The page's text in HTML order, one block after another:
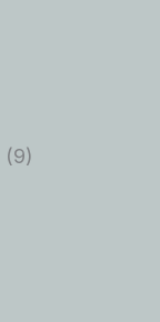
(9)